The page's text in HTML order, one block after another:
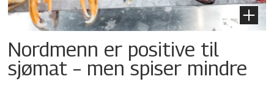
Nordmenn er positive til
sjømat – men spiser mindre